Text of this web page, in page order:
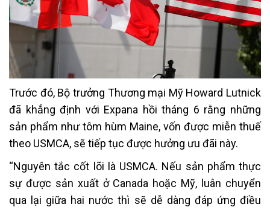
Trước đó, Bộ trưởng Thương mại Mỹ Howard Lutnick
đã khẳng định với Expana hồi tháng 6 rằng những
sản phẩm như tôm hùm Maine, vốn được miễn thuế
theo USMCA, sẽ tiếp tục được hưởng ưu đãi này.
“Nguyên tắc cốt lõi là USMCA. Nếu sản phẩm thực
sự được sản xuất ở Canada hoặc Mỹ, luân chuyển
qua lại giữa hai nước thì sẽ dễ dàng đáp ứng điều